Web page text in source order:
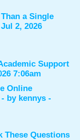
a Single
2, 2026
Support
7:06am
Online
- by kennys -
These Questions